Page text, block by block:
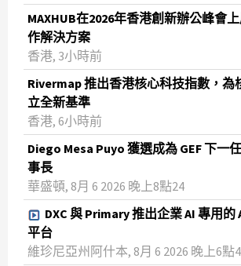
MAXHUB在2026年香港創新辦公峰會
作解決方案
香港, 3小時前
Rivermap 推出香港核心科技指數，為
立全新基準
香港, 6小時前
Diego Mesa Puyo 獲選成為 GEF 下一
事長
華盛頓, 8月 6 2026 晚上8點24
DXC 與 Primary 推出企業 AI 專用的
平台
維珍尼亞州阿什本, 8月 6 2026 晚上6點